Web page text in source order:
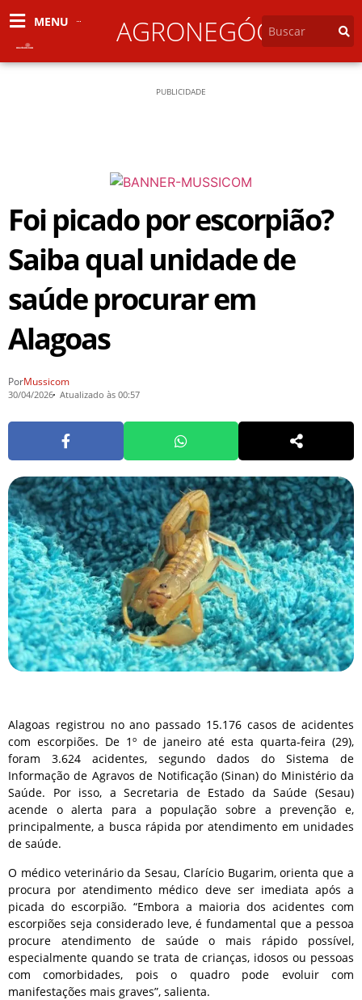
MENU AGRONEGÓCIO
PUBLICIDADE
Foi picado por escorpião?
Saiba qual unidade de
saúde procurar em
Alagoas
PorMussicom
30/04/2026 Atualizado às 00:57
Alagoas registrou no ano passado 15.176 casos de acidentes
com escorpiões. De 1º de janeiro até esta quarta-feira (29),
foram 3.624 acidentes, segundo dados do Sistema de
Informação de Agravos de Notificação (Sinan) do Ministério da
Saúde. Por isso, a Secretaria de Estado da Saúde (Sesau)
acende o alerta para a população sobre a prevenção e,
principalmente, a busca rápida por atendimento em unidades
de saúde.
O médico veterinário da Sesau, Clarício Bugarim, orienta que a
procura por atendimento médico deve ser imediata após a
picada do escorpião. “Embora a maioria dos acidentes com
escorpiões seja considerado leve, é fundamental que a pessoa
procure atendimento de saúde o mais rápido possível,
especialmente quando se trata de crianças, idosos ou pessoas
com comorbidades, pois o quadro pode evoluir com
manifestações mais graves”, salienta.